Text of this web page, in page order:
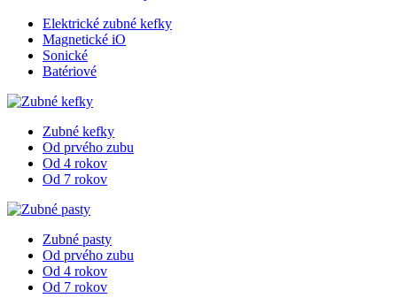
Elektrické zubné kefky
Magnetické iO
Sonické
Batériové
Zubné kefky
Od prvého zubu
Od 4 rokov
Od 7 rokov
Zubné pasty
Od prvého zubu
Od 4 rokov
Od 7 rokov